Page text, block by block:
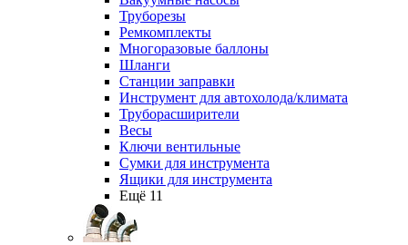
Труборезы
Ремкомплекты
Многоразовые баллоны
Шланги
Станции заправки
Инструмент для автохолода/климата
Труборасширители
Весы
Ключи вентильные
Сумки для инструмента
Ящики для инструмента
Ещё 11